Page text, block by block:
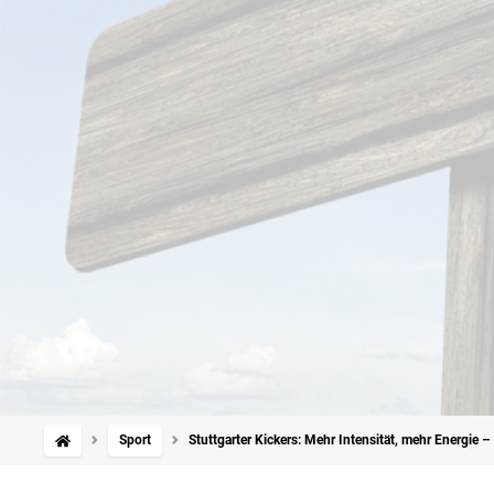
Sport Stuttgarter Kickers: Mehr Intensität, mehr Energie